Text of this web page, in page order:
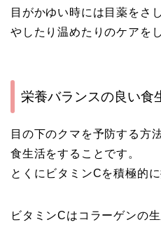
目がかゆい時には目薬をさ
やしたり温めたりのケアを
栄養バランスの良い食
目の下のクマを予防する方
食生活をすることです。
とくにビタミンCを積極的
ビタミンCはコラーゲンの